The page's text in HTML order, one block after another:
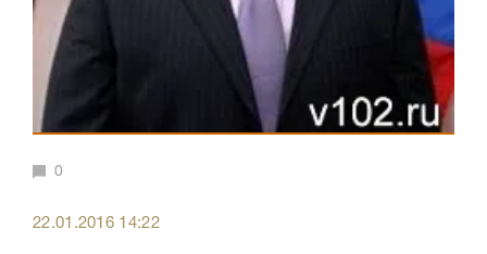
0
22.01.2016 14:22